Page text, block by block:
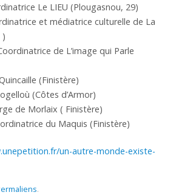
Le LIEU (Plougasnou, 29)
et médiatrice culturelle de La
)
de L’image qui Parle
(Finistère)
(Côtes d’Armor)
de Morlaix ( Finistère)
du Maquis (Finistère)
un-autre-monde-existe-
.